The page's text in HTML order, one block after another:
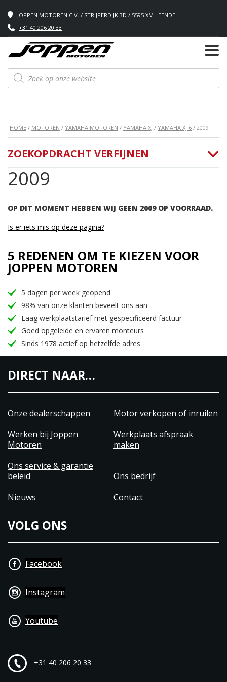
JOPPEN MOTOREN C.V. / STRIJPERDIJK 3D / 5595 XM LEENDE
+31 40 206 20 33
Producten
zoeken
HOME / MOTOREN / YAMAHA MOTOREN / YAMAHA XJ / YAMAHA XJ 6 / 2009
2009
OP DIT MOMENT HEBBEN WIJ GEEN 2009 OP VOORRAAD.
ZOEKOPDRACHT VERFIJNEN
Is er iets mis op deze pagina?
5 REDENEN OM TE KIEZEN VOOR
JOPPEN MOTOREN
5 dagen per week geopend
98% van onze klanten beveelt ons aan
Laag werkplaatstarief met gespecificeerd factuur
Goed opgeleide en ervaren monteurs
Sinds 1978 actief op hetzelfde adres
DIRECT NAAR…
Onze dealerschappen
Motor verkopen of inruilen
Werken bij Joppen
Motoren
Werkplaats afspraak
maken
Ons service & garantie
beleid
Ons bedrijf
Nieuws
Contact
VOLG ONS
Facebook
Instagram
Youtube
+31 40 206 20 33